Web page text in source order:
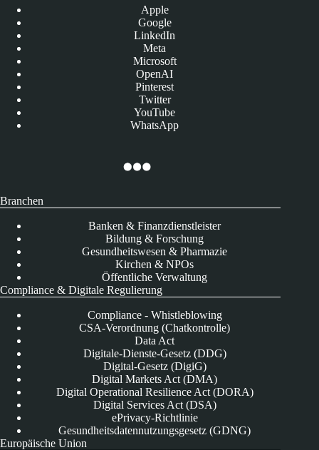
Apple
Google
LinkedIn
Meta
Microsoft
OpenAI
Pinterest
Twitter
YouTube
WhatsApp
Branchen
Banken & Finanzdienstleister
Bildung & Forschung
Gesundheitswesen & Pharmazie
Kirchen & NPOs
Öffentliche Verwaltung
Compliance & Digitale Regulierung
Compliance - Whistleblowing
CSA-Verordnung (Chatkontrolle)
Data Act
Digitale-Dienste-Gesetz (DDG)
Digital-Gesetz (DigiG)
Digital Markets Act (DMA)
Digital Operational Resilience Act (DORA)
Digital Services Act (DSA)
ePrivacy-Richtlinie
Gesundheitsdatennutzungsgesetz (GDNG)
Europäische Union